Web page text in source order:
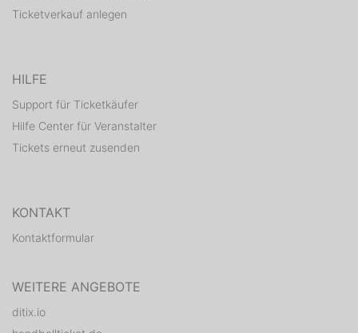
Ticketverkauf anlegen
HILFE
Support für Ticketkäufer
Hilfe Center für Veranstalter
Tickets erneut zusenden
KONTAKT
Kontaktformular
WEITERE ANGEBOTE
ditix.io